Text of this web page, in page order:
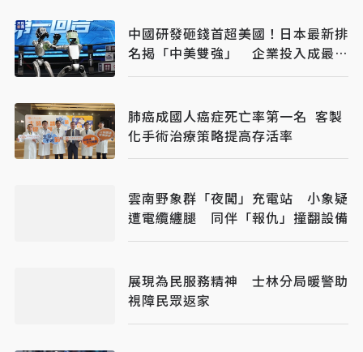
中國研發砸錢首超美國！日本最新排
名揭「中美雙強」 企業投入成最大
推力
肺癌成國人癌症死亡率第一名 客製
化手術治療策略提高存活率
雲南野象群「夜闖」充電站 小象疑
遭電纜纏腿 同伴「報仇」撞翻設備
展現為民服務精神 士林分局暖警助
視障民眾返家